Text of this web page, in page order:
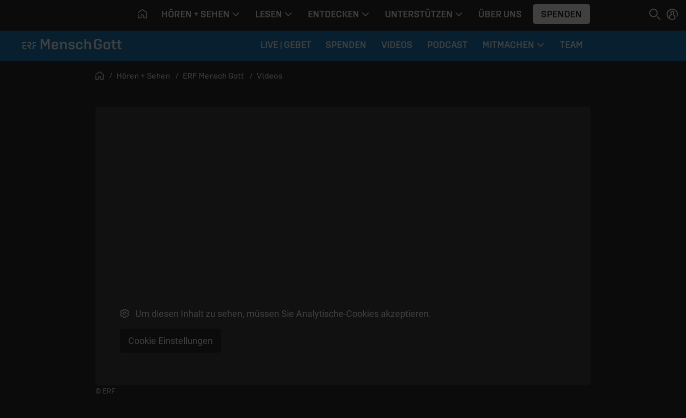
HÖREN + SEHEN LESEN ENTDECKEN UNTERSTÜTZEN ÜBER UNS SPENDEN
LIVE | GEBET SPENDEN VIDEOS PODCAST MITMACHEN TEAM
Startseite
Hören + Sehen ERF Mensch Gott Videos
Um diesen Inhalt zu sehen, müssen Sie Analytische-Cookies akzeptieren.
Cookie Einstellungen
Player starten/anhalten
© ERF